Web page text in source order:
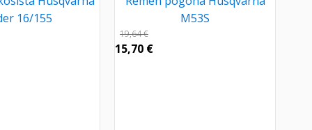
16/155
M53S
19,64€
15,70 €